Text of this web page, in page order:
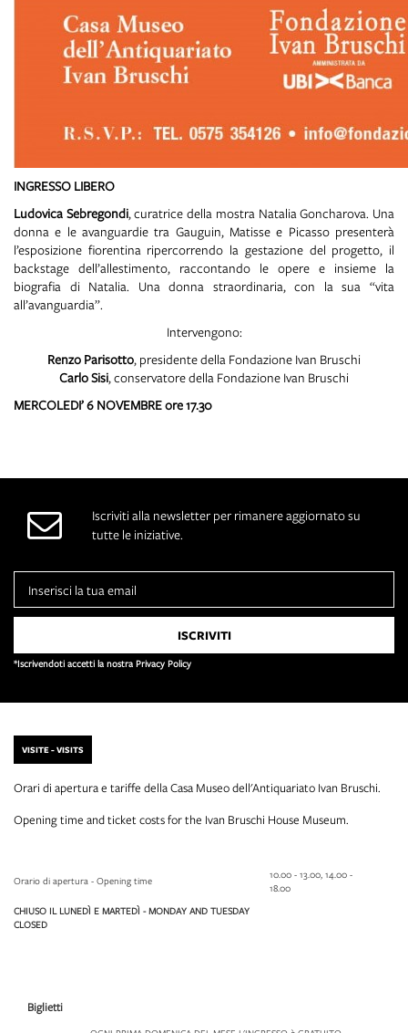
INGRESSO LIBERO
Ludovica Sebregondi, curatrice della mostra Natalia Goncharova. Una
donna e le avanguardie tra Gauguin, Matisse e Picasso presenterà
l’esposizione fiorentina ripercorrendo la gestazione del progetto, il
backstage dell’allestimento, raccontando le opere e insieme la
biografia di Natalia. Una donna straordinaria, con la sua “vita
all’avanguardia”.
Intervengono:
Renzo Parisotto, presidente della Fondazione Ivan Bruschi
Carlo Sisi, conservatore della Fondazione Ivan Bruschi
MERCOLEDI’ 6 NOVEMBRE ore 17.30
Iscriviti alla newsletter per rimanere aggiornato su
tutte le iniziative.
*Iscrivendoti accetti la nostra Privacy Policy
VISITE - VISITS
Orari di apertura e tariffe della Casa Museo dell'Antiquariato Ivan Bruschi.
Opening time and ticket costs for the Ivan Bruschi House Museum.
Orario di apertura - Opening time
10.00 - 13.00, 14.00 -
18.00
CHIUSO IL LUNEDÌ E MARTEDÌ - MONDAY AND TUESDAY
CLOSED
Biglietti